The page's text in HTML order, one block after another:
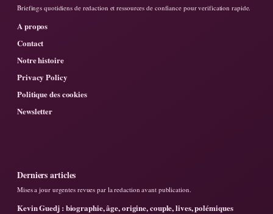
Briefings quotidiens de redaction et ressources de confiance pour verification rapide.
A propos
Contact
Notre histoire
Privacy Policy
Politique des cookies
Newsletter
Derniers articles
Mises a jour urgentes revues par la redaction avant publication.
Kevin Guedj : biographie, âge, origine, couple, lives, polémiques